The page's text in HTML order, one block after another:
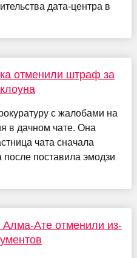
дата-центра в
отменили штраф за
с жалобами на
в дачном чате. Она
чата сначала
поставила эмодзи
Ате отменили из-